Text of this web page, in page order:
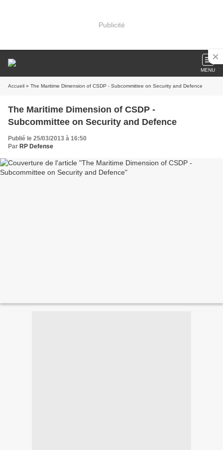
Publicité
MENU
Accueil » The Maritime Dimension of CSDP - Subcommittee on Security and Defence
The Maritime Dimension of CSDP -
Subcommittee on Security and Defence
Publié le 25/03/2013 à 16:50
Par RP Defense